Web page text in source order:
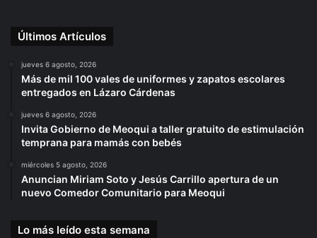
Últimos Artículos
jueves 6 agosto, 2026
Más de mil 100 vales de uniformes y zapatos escolares
entregados en Lázaro Cárdenas
jueves 6 agosto, 2026
Invita Gobierno de Meoqui a taller gratuito de estimulación
temprana para mamás con bebés
miércoles 5 agosto, 2026
Anuncian Miriam Soto y Jesús Carrillo apertura de un
nuevo Comedor Comunitario para Meoqui
Lo más leído esta semana